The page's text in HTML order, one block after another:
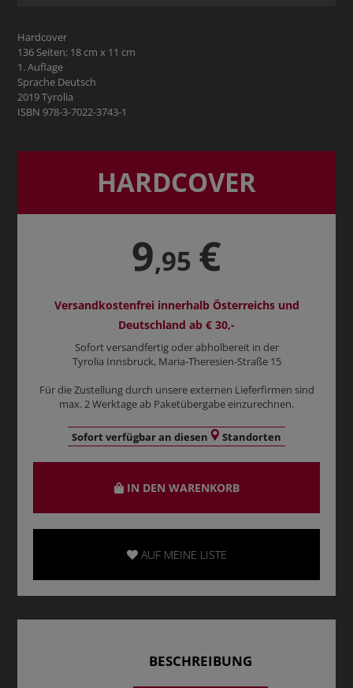
Hardcover
136 Seiten; 18 cm x 11 cm
1. Auflage
Sprache Deutsch
2019 Tyrolia
ISBN 978-3-7022-3743-1
HARDCOVER
9,95 €
Versandkostenfrei innerhalb Österreichs und
Deutschland ab € 30,-
Sofort versandfertig oder abholbereit in der
Tyrolia Innsbruck, Maria-Theresien-Straße 15
Für die Zustellung durch unsere externen Lieferfirmen sind
max. 2 Werktage ab Paketübergabe einzurechnen.
Sofort verfügbar an diesen Standorten
IN DEN WARENKORB
AUF MEINE LISTE
BESCHREIBUNG